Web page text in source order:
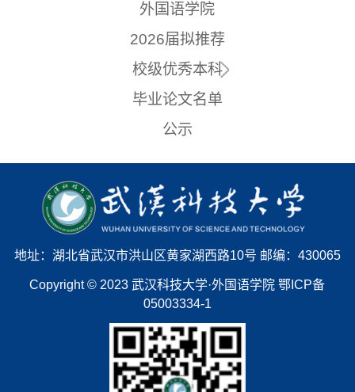
外国语学院
2026届拟推荐
校级优秀本科
毕业论文名单
公示
地址：湖北省武汉市洪山区黄家湖西路10号 邮编：430065
Copyright © 2023 武汉科技大学·外国语学院 鄂ICP备
05003334-1